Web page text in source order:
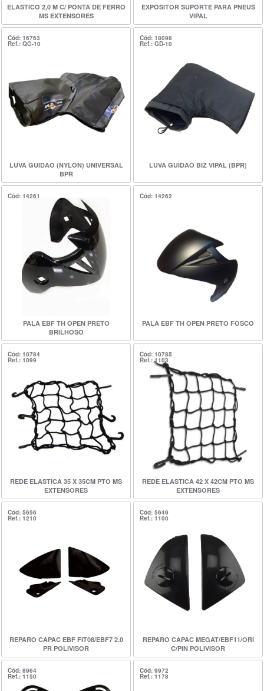
ELASTICO 2,0 M C/ PONTA DE FERRO
MS EXTENSORES
EXPOSITOR SUPORTE PARA PNEUS
VIPAL
Cód: 16763
Ref.: QG-10
LUVA GUIDAO (NYLON) UNIVERSAL
BPR
Cód: 18098
Ref.: GD-10
LUVA GUIDAO BIZ VIPAL (BPR)
Cód: 14261
PALA EBF TH OPEN PRETO
BRILHOSO
Cód: 14262
PALA EBF TH OPEN PRETO FOSCO
Cód: 10784
Ref.: 1099
REDE ELASTICA 35 X 35CM PTO MS
EXTENSORES
Cód: 10785
Ref.: 1103
REDE ELASTICA 42 X 42CM PTO MS
EXTENSORES
Cód: 5656
Ref.: 1210
REPARO CAPAC EBF FIT08/EBF7 2.0
PR POLIVISOR
Cód: 5649
Ref.: 1100
REPARO CAPAC MEGAT/EBF11/ORI
C/PIN POLIVISOR
Cód: 8964
Ref.: 1150
Cód: 9972
Ref.: 1178